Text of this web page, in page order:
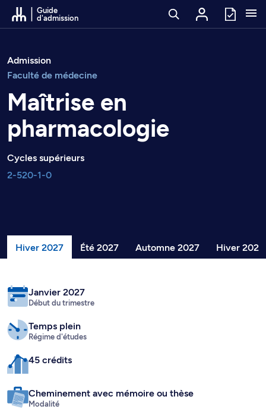
Passer au contenu
Guide
d'admission
Admission
Faculté de médecine
Maîtrise en
pharmacologie
Cycles supérieurs
2-520-1-0
Hiver 2027 Été 2027 Automne 2027 Hiver 2028
Janvier 2027
Début du trimestre
Temps plein
Régime d'études
45 crédits
Cheminement avec mémoire ou thèse
Modalité